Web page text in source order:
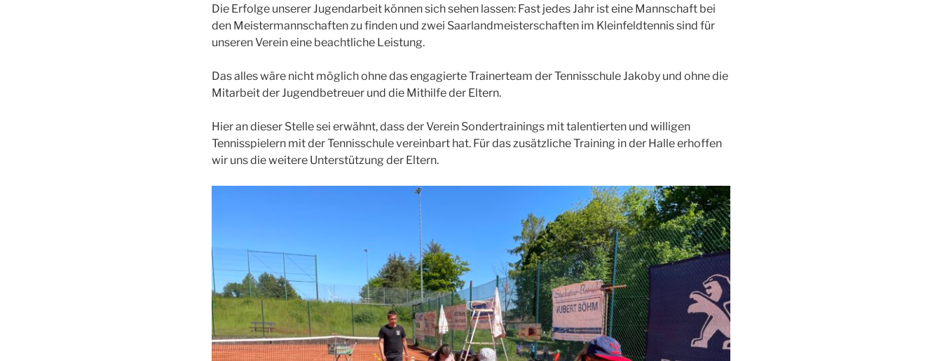
Die Erfolge unserer Jugendarbeit können sich sehen lassen: Fast jedes Jahr ist eine Mannschaft bei
den Meistermannschaften zu finden und zwei Saarlandmeisterschaften im Kleinfeldtennis sind für
unseren Verein eine beachtliche Leistung.
Das alles wäre nicht möglich ohne das engagierte Trainerteam der Tennisschule Jakoby und ohne die
Mitarbeit der Jugendbetreuer und die Mithilfe der Eltern.
Hier an dieser Stelle sei erwähnt, dass der Verein Sondertrainings mit talentierten und willigen
Tennisspielern mit der Tennisschule vereinbart hat. Für das zusätzliche Training in der Halle erhoffen
wir uns die weitere Unterstützung der Eltern.